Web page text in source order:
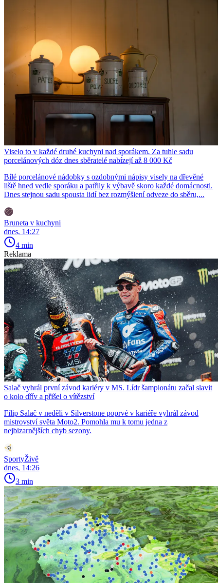
Viselo to v každé druhé kuchyni nad sporákem. Za tuhle sadu
porcelánových dóz dnes sběratelé nabízejí až 8 000 Kč
Bílé porcelánové nádobky s ozdobnými nápisy visely na dřevěné
liště hned vedle sporáku a patřily k výbavě skoro každé domácnosti.
Dnes stejnou sadu spousta lidí bez rozmýšlení odveze do sběru,...
Bruneta v kuchyni
dnes, 14:27
4 min
Reklama
Salač vyhrál první závod kariéry v MS. Lídr šampionátu začal slavit
o kolo dřív a přišel o vítězství
Filip Salač v neděli v Silverstone poprvé v kariéře vyhrál závod
mistrovství světa Moto2. Pomohla mu k tomu jedna z
nejbizarnějších chyb sezony.
SportyŽivě
dnes, 14:26
3 min